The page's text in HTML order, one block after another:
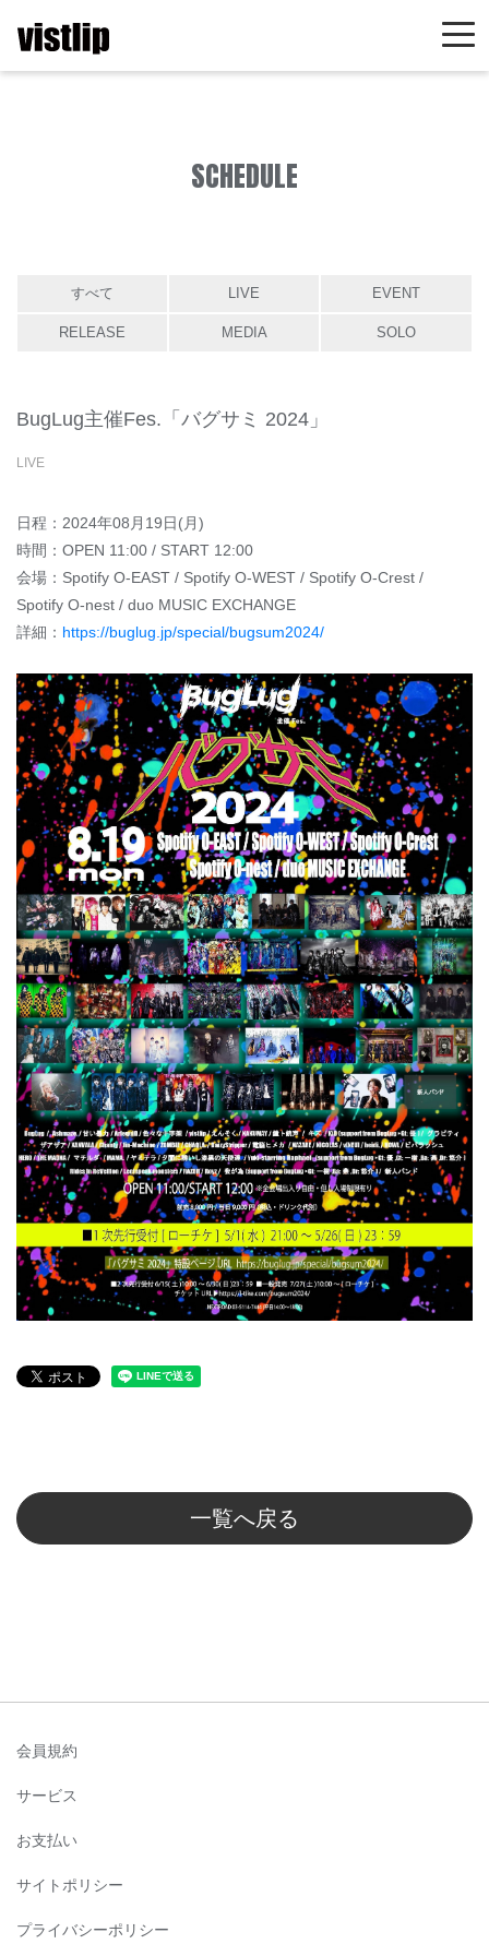
SCHEDULE
すべて LIVE EVENT
RELEASE MEDIA SOLO
BugLug主催Fes.「バグサミ 2024」
LIVE
日程：2024年08月19日(月)
時間：OPEN 11:00 / START 12:00
会場：Spotify O-EAST / Spotify O-WEST / Spotify O-Crest /
Spotify O-nest / duo MUSIC EXCHANGE
詳細： https://buglug.jp/special/bugsum2024/
一覧へ戻る
会員規約
サービス
お支払い
サイトポリシー
プライバシーポリシー